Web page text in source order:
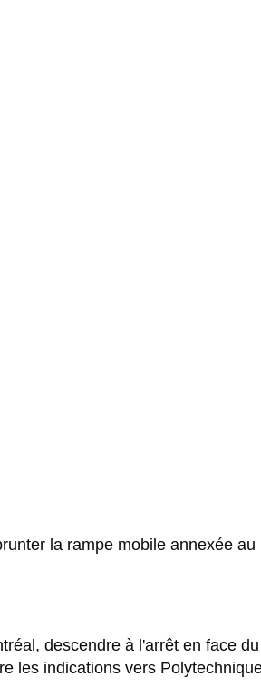
la rampe mobile annexée
descendre à l'arrêt en face
les indications vers